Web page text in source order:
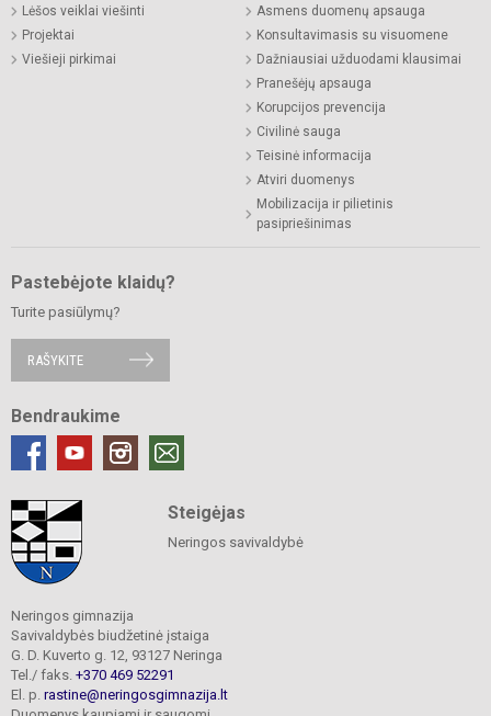
Lėšos veiklai viešinti
Projektai
Viešieji pirkimai
Asmens duomenų apsauga
Konsultavimasis su visuomene
Dažniausiai užduodami klausimai
Pranešėjų apsauga
Korupcijos prevencija
Civilinė sauga
Teisinė informacija
Atviri duomenys
Mobilizacija ir pilietinis
pasipriešinimas
Pastebėjote klaidų?
Turite pasiūlymų?
RAŠYKITE
Bendraukime
Steigėjas
Neringos savivaldybė
Neringos gimnazija
Savivaldybės biudžetinė įstaiga
G. D. Kuverto g. 12, 93127 Neringa
Tel./ faks. +370 469 52291
El. p. rastine@neringosgimnazija.lt